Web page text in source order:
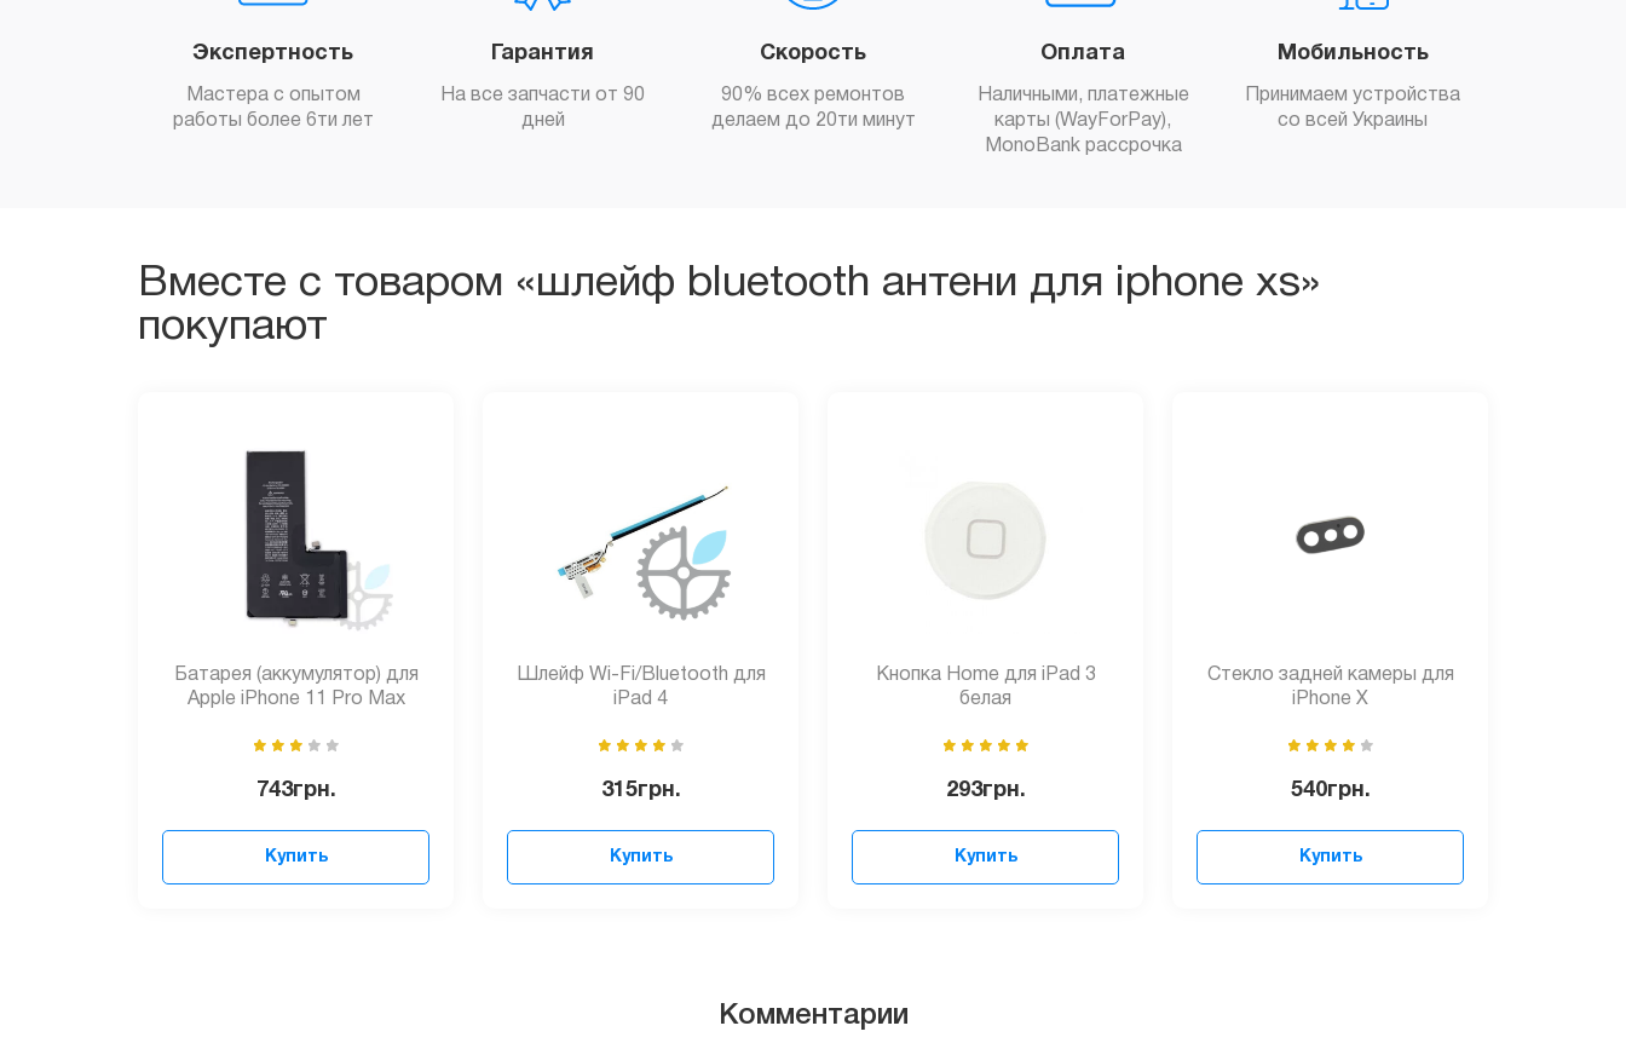
Экспертность
Мастера с опытом
работы более 6ти лет
Гарантия
На все запчасти от 90
дней
Скорость
90% всех ремонтов
делаем до 20ти минут
Оплата
Наличными, платежные
карты (WayForPay),
MonoBank рассрочка
Мобильность
Принимаем устройства
со всей Украины
Вместе с товаром «шлейф bluetooth антени для iphone xs»
покупают
Батарея (аккумулятор) для
Apple iPhone 11 Pro Max
743грн.
Купить
Шлейф Wi-Fi/Bluetooth для
iPad 4
315грн.
Купить
Кнопка Home для iPad 3
белая
293грн.
Купить
Стекло задней камеры для
iPhone X
540грн.
Купить
Комментарии